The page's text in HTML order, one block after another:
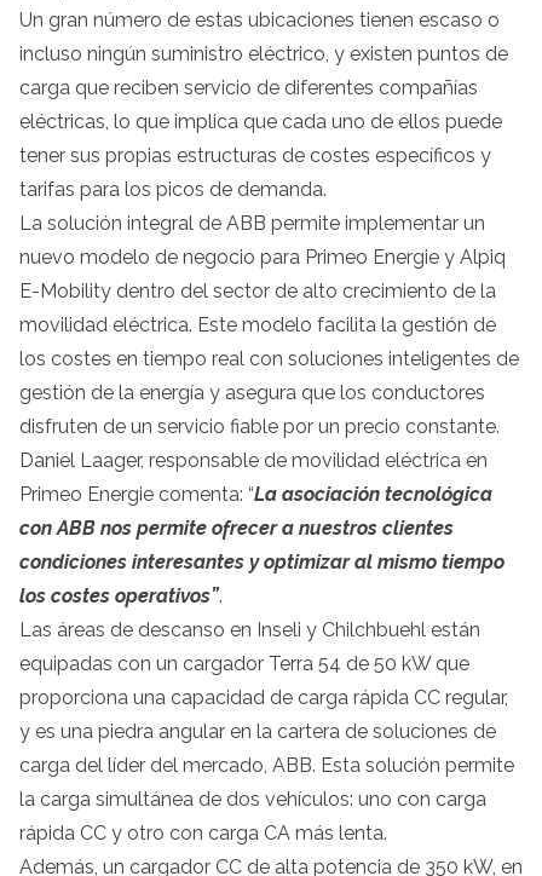
Un gran número de estas ubicaciones tienen escaso o
incluso ningún suministro eléctrico, y existen puntos de
carga que reciben servicio de diferentes compañías
eléctricas, lo que implica que cada uno de ellos puede
tener sus propias estructuras de costes específicos y
tarifas para los picos de demanda.
La solución integral de ABB permite implementar un
nuevo modelo de negocio para Primeo Energie y Alpiq
E-Mobility dentro del sector de alto crecimiento de la
movilidad eléctrica. Este modelo facilita la gestión de
los costes en tiempo real con soluciones inteligentes de
gestión de la energía y asegura que los conductores
disfruten de un servicio fiable por un precio constante.
Daniel Laager, responsable de movilidad eléctrica en
Primeo Energie comenta: “La asociación tecnológica
con ABB nos permite ofrecer a nuestros clientes
condiciones interesantes y optimizar al mismo tiempo
los costes operativos”.
Las áreas de descanso en Inseli y Chilchbuehl están
equipadas con un cargador Terra 54 de 50 kW que
proporciona una capacidad de carga rápida CC regular,
y es una piedra angular en la cartera de soluciones de
carga del líder del mercado, ABB. Esta solución permite
la carga simultánea de dos vehículos: uno con carga
rápida CC y otro con carga CA más lenta.
Además, un cargador CC de alta potencia de 350 kW, en